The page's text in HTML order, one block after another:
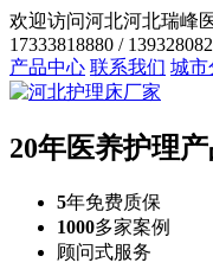
欢迎访问河北河北瑞峰
17333818880 /
产品中心 联系我们 城市
20年医养护理
5年免费质保
1000多家案例
顾问式服务